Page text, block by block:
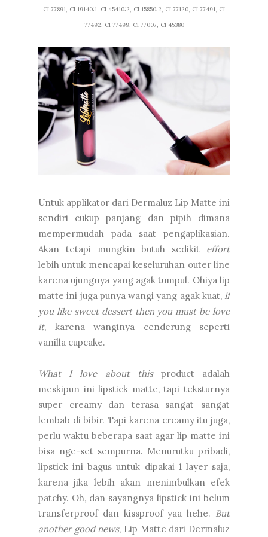
CI 77891, CI 19140:1, CI 45410:2, CI 15850:2, CI 77120, CI 77491, CI
77492, CI 77499, CI 77007, CI 45380
Untuk applikator dari Dermaluz Lip Matte ini
sendiri cukup panjang dan pipih dimana
mempermudah pada saat pengaplikasian.
Akan tetapi mungkin butuh sedikit effort
lebih untuk mencapai keseluruhan outer line
karena ujungnya yang agak tumpul. Ohiya lip
matte ini juga punya wangi yang agak kuat, if
you like sweet dessert then you must be love
it, karena wanginya cenderung seperti
vanilla cupcake.
What I love about this product adalah
meskipun ini lipstick matte, tapi teksturnya
super creamy dan terasa sangat sangat
lembab di bibir. Tapi karena creamy itu juga,
perlu waktu beberapa saat agar lip matte ini
bisa nge-set sempurna. Menurutku pribadi,
lipstick ini bagus untuk dipakai 1 layer saja,
karena jika lebih akan menimbulkan efek
patchy. Oh, dan sayangnya lipstick ini belum
transferproof dan kissproof yaa hehe. But
another good news, Lip Matte dari Dermaluz